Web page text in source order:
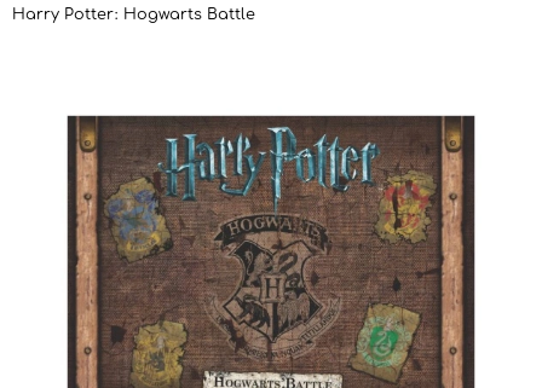
Harry Potter: Hogwarts Battle